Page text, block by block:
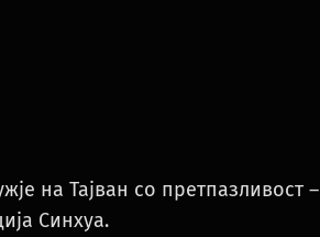
на Тајван со претпазливост –
Синхуа.